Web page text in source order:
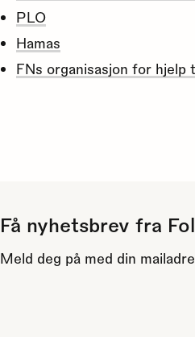
PLO
Hamas
FNs organisasjon for
Få nyhetsbrev fra
Meld deg på med din